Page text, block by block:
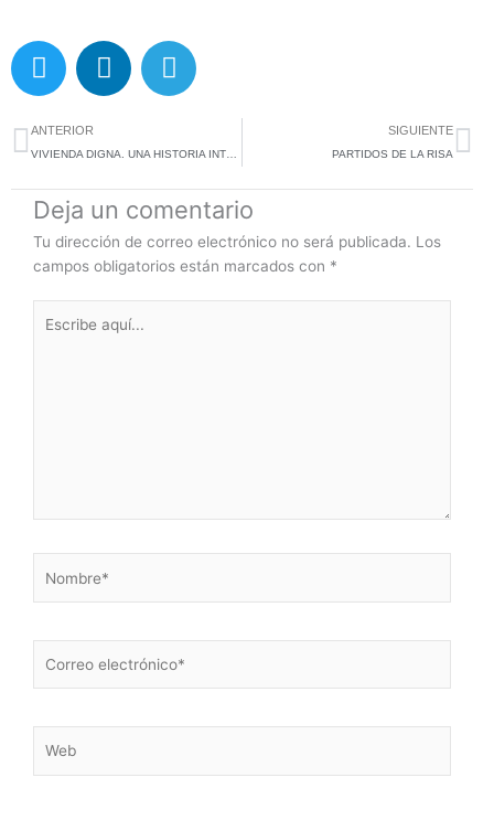
T
w
t
t
e
r
L
i
e
d
i
n
T
e
g
r
a
m
Ant
ANTERIOR SIGUIENTE
PARTIDOS DE LA RISA
Deja un comentario
Tu dirección de correo electrónico no será publicada. Los
campos obligatorios están marcados con *
aquí...
electrónico*